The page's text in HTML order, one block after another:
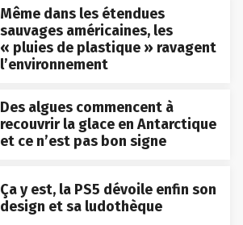
Même dans les étendues
sauvages américaines, les
« pluies de plastique » ravagent
l’environnement
Des algues commencent à
recouvrir la glace en Antarctique
et ce n’est pas bon signe
Ça y est, la PS5 dévoile enfin son
design et sa ludothèque